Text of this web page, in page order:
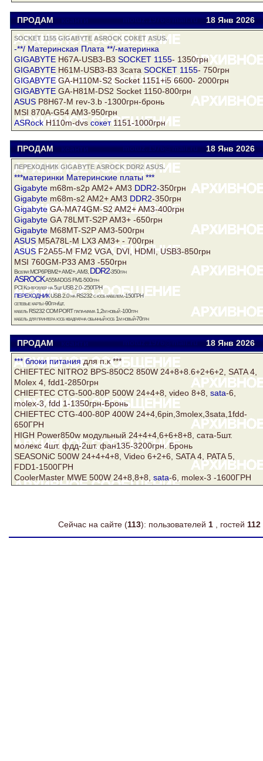
ПРОДАМ ксанти motuz.1976@mail.ru 18 Янв2026
SOCKET 1155 GIGABYTE ASROCK СОКЕТ ASUS.
-**/ Материнская Плата **/-материнка
GIGABYTE H67A-USB3-B3 SOCKET 1155- 1350грн
GIGABYTE H61М-USB3-B3 3сата SOCKET 1155- 750грн
GIGABYTEGA-H110M-S2 Socket 1151+i5 6600- 2000грн
GIGABYTE GA-H81M-DS2 Socket 1150-800грн
ASUS P8H67-M rev-3.b -1300грн-бронь
MSI 870A-G54 AM3-950грн
ASRockH110m-dvs сокет1151-1000грн
ПРОДАМ ксанти motuz.1976@mail.ru 18 Янв2026
ПЕРЕХОДНИК GIGABYTE ASROCK DDR2 ASUS.
***материнки Материнские платы ***
Gigabyte m68m-s2p AM2+ AM3 DDR2-350грн
Gigabyte m68m-s2 AM2+ AM3 DDR2-350грн
Gigabyte GA-MA74GM-S2 AM2+ AM3-400грн
Gigabyte GA 78LMT-S2P AM3+ -650грн
Gigabyte M68MT-S2P AM3-500грн
ASUS M5A78L-M LX3 AM3+ - 700грн
ASUSF2A55-M FM2 VGA, DVI, HDMI, USB3-850грн
MSI 760GM-P33 AM3 -550грн
Biostar MCP6PBM2+ AM2+, AM3, DDR2-350грн
ASROCKA55M-DGS FM1-500грн
PCI Контроллер на 5шт USB 2.0- 250ГРН
переходникUSB 2.0 на RS232 с юсб кабелем.-150ГРН
сетевые карты -90грн/шт.
кабель RS232 COM PORT папа-мама 1,2м новый -100грн
кабель для принтера юсб квадрат-на обычный юсб 1м новый-70грн
ПРОДАМ ксанти motuz.1976@mail.ru 18 Янв2026
*** блоки питаниядля п.к ***
CHIEFTEC NITRO2 BPS-850C2 850W 24+8+8.6+2+6+2, SATA 4,
Molex 4, fdd1-2850грн
CHIEFTEC CTG-500-80P 500W 24+4+8, video 8+8, sata-6,
molex-3, fdd 1-1350грн-Бронь
CHIEFTEC CTG-400-80P 400W 24+4,6pin,3molex,3sata,1fdd-
650ГРН
HIGH Power850w модульный 24+4+4,6+6+8+8, сата-5шт.
молекс 4шт. фдд-2шт. фан135-3200грн. Бронь
SЕASONiC 500W 24+4+4+8, Vidеo 6+2+6, SATA 4, PATA 5,
FDD1-1500ГРН
CoolerMaster MWE 500W 24+8,8+8, sata-6, molex-3 -1600ГРН
Сейчас на сайте (113): пользователей 1 , гостей 112